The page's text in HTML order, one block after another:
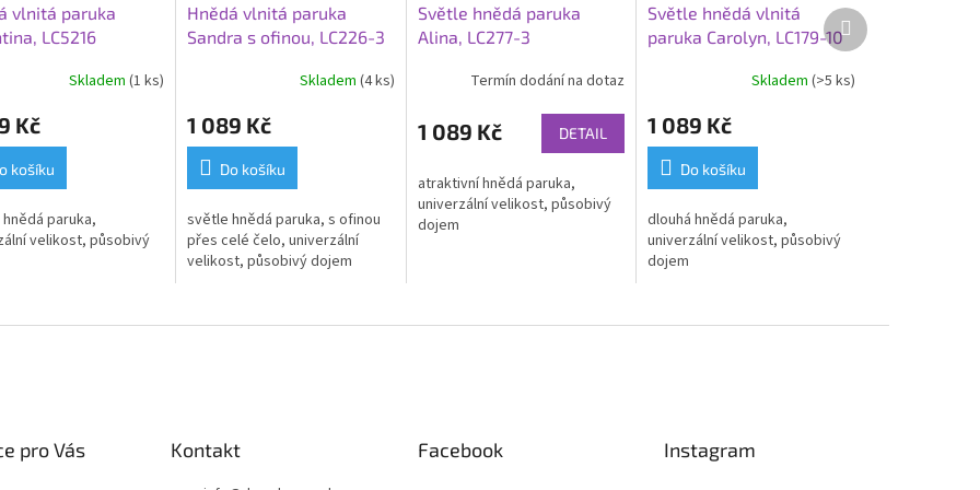
vlnitá paruka
LC5216
Skladem (1 ks)
Kč
košíku
paruka,
velikost, působivý
Hnědá vlnitá paruka
Sandra s ofinou, LC226-3
Skladem (4 ks)
1 089 Kč
Do košíku
světle hnědá paruka, s ofinou
přes celé čelo, univerzální
velikost, působivý dojem
Světle hnědá paruka
Alina, LC277-3
Termín dodání na dotaz
1 089 Kč DETAIL
atraktivní hnědá paruka,
univerzální velikost, působivý
dojem
Světle hnědá vlnitá
paruka Carolyn, LC179-10
Skladem (>5 ks)
1 089 Kč
Do košíku
dlouhá hnědá paruka,
univerzální velikost, působivý
dojem
Další
produkt
pro Vás Kontakt Facebook Instagram